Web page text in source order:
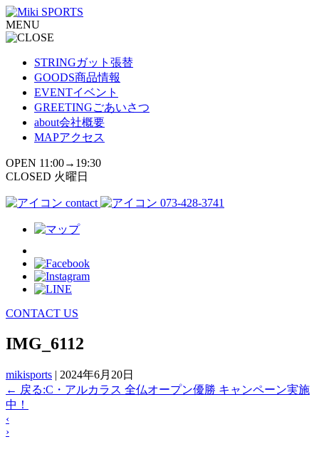
コ
ン
テ
MENU
STRINGガット張替
GOODS商品情報
EVENTイベント
GREETINGごあいさつ
about会社概要
MAPアクセス
OPEN 11:00→19:30
CLOSED 火曜日
contact 073-428-3741
CONTACT US
IMG_6112
mikisports | 2024年6月20日
← 戻る:C・アルカラス 全仏オープン優勝 キャンペーン実施
中！
‹
›